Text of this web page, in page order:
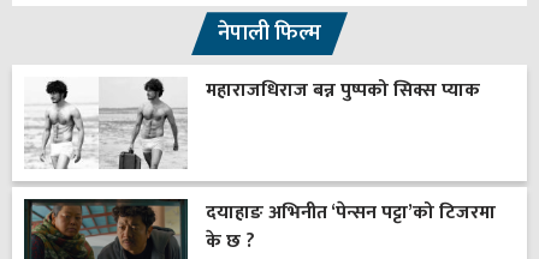
नेपाली फिल्म
महाराजधिराज बन्न पुष्पको सिक्स प्याक
दयाहाङ अभिनीत ‘पेन्सन पट्टा’को टिजरमा
के छ ?